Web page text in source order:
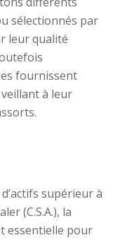
sélectionnés par
leur qualité
fournissent
à leur
supérieur à
(C.S.A.), la
essentielle pour